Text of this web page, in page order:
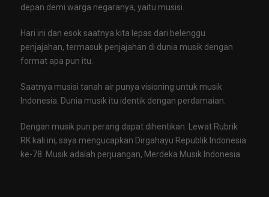
depan demi warga negaranya, yaitu musisi.
Hari ini dan esok saatnya kita lepas dari belenggu
penjajahan, termasuk penjajahan di dunia musik dengan
format apa pun itu.
Saatnya musisi tanah air punya visioning untuk musik
Indonesia. Dunia musik itu identik dengan perdamaian.
Dengan musik pun perang dapat dihentikan. Lewat Rubrik
RK kali ini, saya mengucapkan Dirgahayu Republik Indonesia
ke-78. Musik adalah perjuangan, Merdeka Musik Indonesia.